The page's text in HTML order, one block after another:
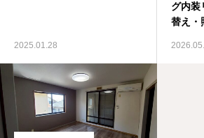
2025.01.28
グ内装
替え・